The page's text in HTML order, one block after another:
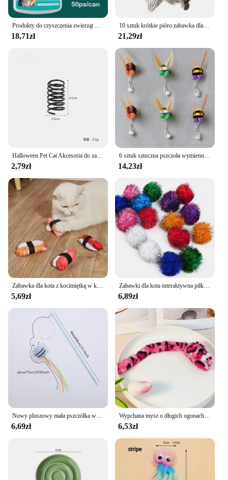
Produkty do czyszczenia zwierząt Chusteczki do czyszczenia uszu Pielęgnacja uszu Końcówki palców Usuwanie roztoczy ucha Czyszczenie uszu dla kotów i psów Produkty dla zwierząt domowych
18,71zł
10 sztuk krótkie pióro zabawka dla kota DIY wymienić kot Teaser Stick wymiana akcesoria do zabawek dla zwierząt domowych
21,29zł
Halloween Pet Cat Akcesoria do zabawek Wełniany kwiat Bęben Dzwonek Dynia Piłka Wiosna Kot Interaktywna zabawka
2,79zł
6 sztuk sztuczna pszczoła wymienna głowica pszczoła miodna akcesoria do zabawek dla kota zabawny Teaser Stick interaktywna różdżka zabawka dla zwierząt
14,23zł
Zabawka dla kota z kocimiętką w kształcie sushi
5,69zł
Zabawki dla kota interaktywna piłka zabawka szkoleniowa dla kociak interaktywny pierścień dźwiękowy papierowa gra w piłkę kot akcesoria
6,89zł
Nowy pluszowy mała pszczółka w kształcie kota-dokuczający kij wykwintny kolor frędzli świeży pręt plastikowy
6,69zł
Wypchana mysz o długich ogonach zabawka dla kota zabawka dla kota ogonem ma szeleszczącą interaktywną zabawę od czasu zabawka dla kota
6,53zł